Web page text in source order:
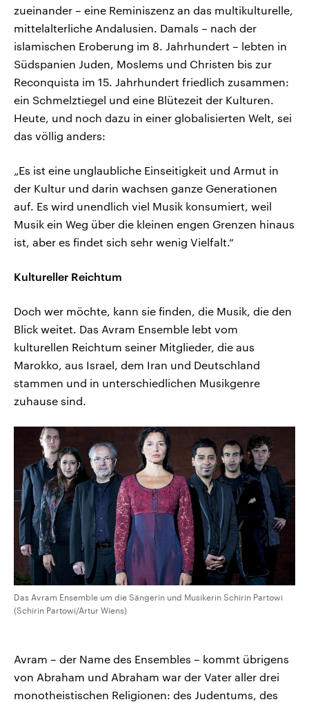
zueinander – eine Reminiszenz an das multikulturelle,
mittelalterliche Andalusien. Damals – nach der
islamischen Eroberung im 8. Jahrhundert – lebten in
Südspanien Juden, Moslems und Christen bis zur
Reconquista im 15. Jahrhundert friedlich zusammen:
ein Schmelztiegel und eine Blütezeit der Kulturen.
Heute, und noch dazu in einer globalisierten Welt, sei
das völlig anders:
„Es ist eine unglaubliche Einseitigkeit und Armut in
der Kultur und darin wachsen ganze Generationen
auf. Es wird unendlich viel Musik konsumiert, weil
Musik ein Weg über die kleinen engen Grenzen hinaus
ist, aber es findet sich sehr wenig Vielfalt.“
Kultureller Reichtum
Doch wer möchte, kann sie finden, die Musik, die den
Blick weitet. Das Avram Ensemble lebt vom
kulturellen Reichtum seiner Mitglieder, die aus
Marokko, aus Israel, dem Iran und Deutschland
stammen und in unterschiedlichen Musikgenre
zuhause sind.
Das Avram Ensemble um die Sängerin und Musikerin Schirin Partowi
(Schirin Partowi/Artur Wiens)
Avram – der Name des Ensembles – kommt übrigens
von Abraham und Abraham war der Vater aller drei
monotheistischen Religionen: des Judentums, des